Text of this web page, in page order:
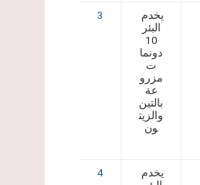
يخدم
البئر
10
دونما
ت
مزرو
عة
بالتين
والزيت
ون
3
يخدم
4